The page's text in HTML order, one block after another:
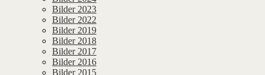
Bilder 2023
Bilder 2022
Bilder 2019
Bilder 2018
Bilder 2017
Bilder 2016
Bilder 2015